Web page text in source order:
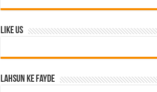
Like Us
Lahsun ke fayde